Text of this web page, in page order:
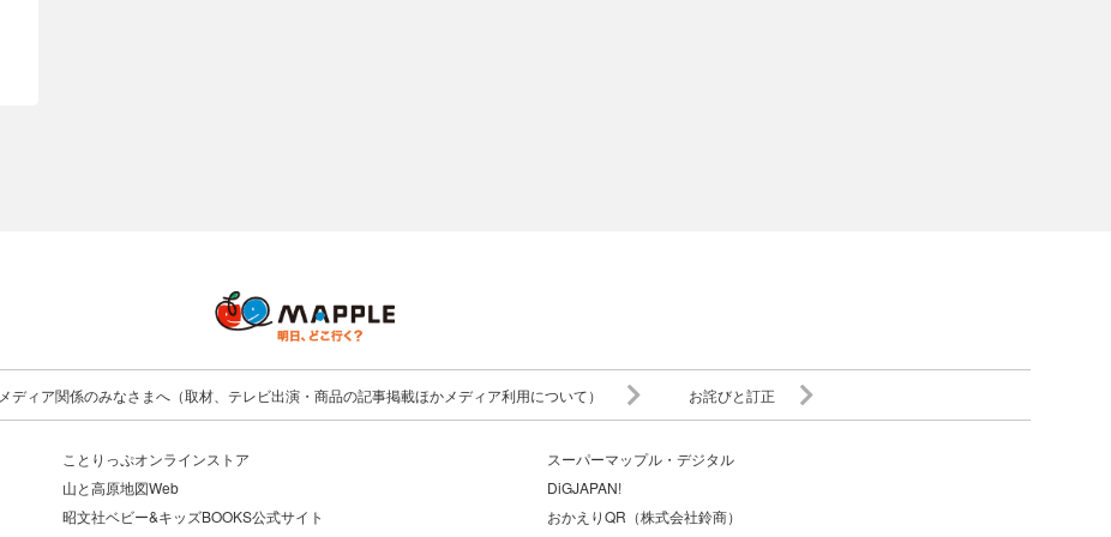
メディア関係のみなさまへ（取材、テレビ出演・商品の記事掲載ほかメディア利用について） お詫びと訂正
ことりっぷオンラインストア
山と高原地図Web
昭文社ベビー&キッズBOOKS公式サイト
スーパーマップル・デジタル
DiGJAPAN!
おかえりQR（株式会社鈴商）